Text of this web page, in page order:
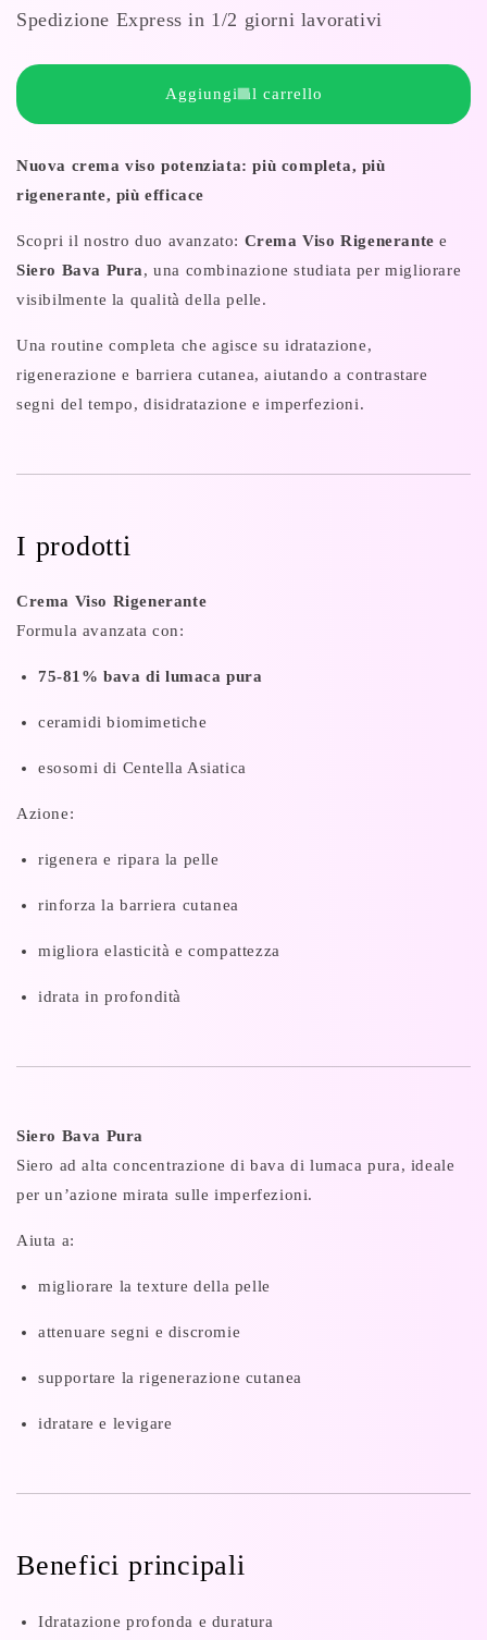
per
viso
Rigenerante
+
Bava
al
100%
-
LA
BASE
DELLA
SKIN
CARE
I
PELLE
per
viso
Idratante
Rigenerante
+
Bava
al
100%
LA
BASE
DELLA
SKIN
CARE
I
Spedizione Express in 1/2 giorni lavorativi
Aggiungi al carrello
Nuova crema viso potenziata: più completa, più
rigenerante, più efficace
Scopri il nostro duo avanzato: Crema Viso Rigenerante e
Siero Bava Pura, una combinazione studiata per migliorare
visibilmente la qualità della pelle.
Una routine completa che agisce su idratazione,
rigenerazione e barriera cutanea, aiutando a contrastare
segni del tempo, disidratazione e imperfezioni.
I prodotti
Crema Viso Rigenerante
Formula avanzata con:
75-81% bava di lumaca pura
ceramidi biomimetiche
esosomi di Centella Asiatica
Azione:
rigenera e ripara la pelle
rinforza la barriera cutanea
migliora elasticità e compattezza
idrata in profondità
Siero Bava Pura
Siero ad alta concentrazione di bava di lumaca pura, ideale
per un’azione mirata sulle imperfezioni.
Aiuta a:
migliorare la texture della pelle
attenuare segni e discromie
supportare la rigenerazione cutanea
idratare e levigare
Benefici principali
Idratazione profonda e duratura